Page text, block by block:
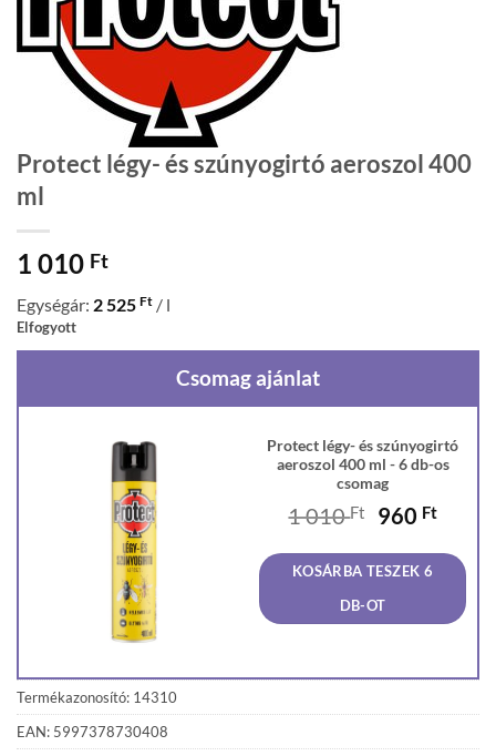
Protect légy- és szúnyogirtó aeroszol 400
ml
1 010 Ft
Egységár: 2 525 Ft / l
Elfogyott
Csomag ajánlat
Protect légy- és szúnyogirtó
aeroszol 400 ml - 6 db-os
csomag
1 010Ft
Original
was:
1
010 Ft.
960 Ft
is:
960
KOSÁRBA TESZEK 6
DB-OT
Termékazonosító: 14310
EAN: 5997378730408